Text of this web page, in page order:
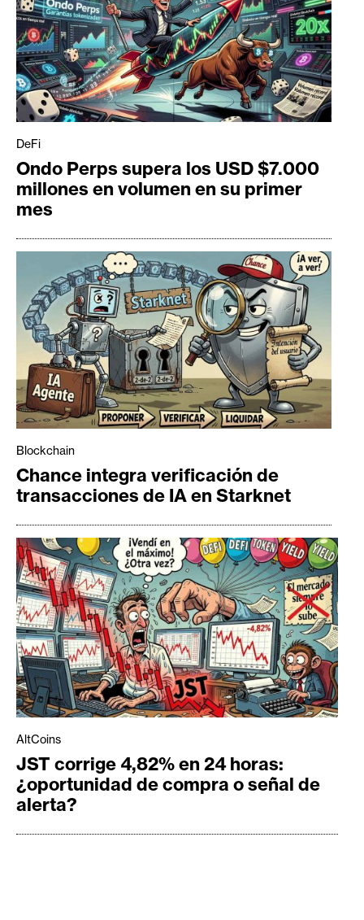
DeFi
Ondo Perps supera los USD $7.000
millones en volumen en su primer
mes
Blockchain
Chance integra verificación de
transacciones de IA en Starknet
AltCoins
JST corrige 4,82% en 24 horas:
¿oportunidad de compra o señal de
alerta?